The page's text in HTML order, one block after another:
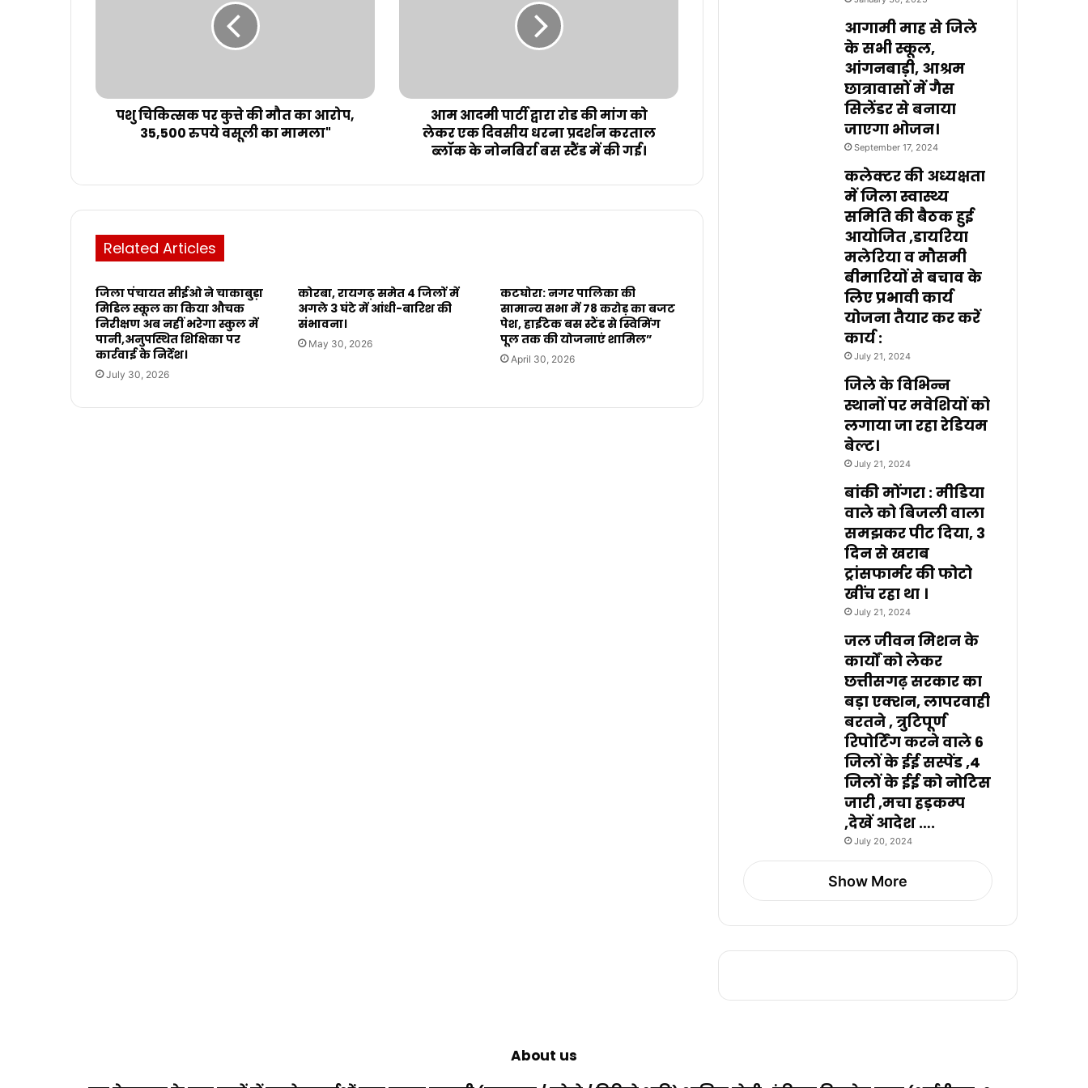
पशु चिकित्सक पर कुत्ते की मौत का आरोप,
35,500 रुपये वसूली का मामला"
आम आदमी पार्टी द्वारा रोड की मांग को
लेकर एक दिवसीय धरना प्रदर्शन करताल
ब्लॉक के नोनबिर्रा बस स्टैंड में की गई।
Related Articles
जिला पंचायत सीईओ ने चाकाबुड़ा
मिडिल स्कूल का किया औचक
निरीक्षण अब नहीं भरेगा स्कुल में
पानी,अनुपस्थित शिक्षिका पर
कार्रवाई के निर्देश।
July 30, 2026
कोरबा, रायगढ़ समेत 4 जिलों में
अगले 3 घंटे में आंधी-बारिश की
संभावना।
May 30, 2026
कटघोरा: नगर पालिका की
सामान्य सभा में 78 करोड़ का बजट
पेश, हाईटेक बस स्टैंड से स्विमिंग
पूल तक की योजनाएं शामिल”
April 30, 2026
आगामी माह से जिले
के सभी स्कूल,
आंगनबाड़ी, आश्रम
छात्रावासों में गैस
सिलेंडर से बनाया
जाएगा भोजन।
September 17, 2024
कलेक्टर की अध्यक्षता
में जिला स्वास्थ्य
समिति की बैठक हुई
आयोजित ,डायरिया
मलेरिया व मौसमी
बीमारियों से बचाव के
लिए प्रभावी कार्य
योजना तैयार कर करें
कार्य :
July 21, 2024
जिले के विभिन्न
स्थानों पर मवेशियों को
लगाया जा रहा रेडियम
बेल्ट।
July 21, 2024
बांकी मोंगरा : मीडिया
वाले को बिजली वाला
समझकर पीट दिया, 3
दिन से खराब
ट्रांसफार्मर की फोटो
खींच रहा था ।
July 21, 2024
जल जीवन मिशन के
कार्यों को लेकर
छत्तीसगढ़ सरकार का
बड़ा एक्शन, लापरवाही
बरतने , त्रुटिपूर्ण
रिपोर्टिंग करने वाले 6
जिलों के ईई सस्पेंड ,4
जिलों के ईई को नोटिस
जारी ,मचा हड़कम्प
,देखें आदेश ….
July 20, 2024
Show More
About us